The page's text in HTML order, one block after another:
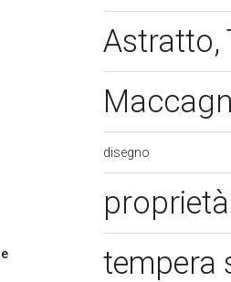
disegno
tempera